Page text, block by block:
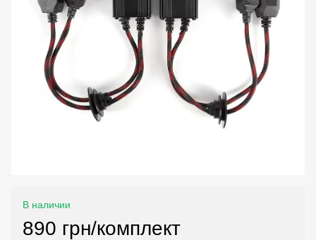
В наличии
890 грн/комплект